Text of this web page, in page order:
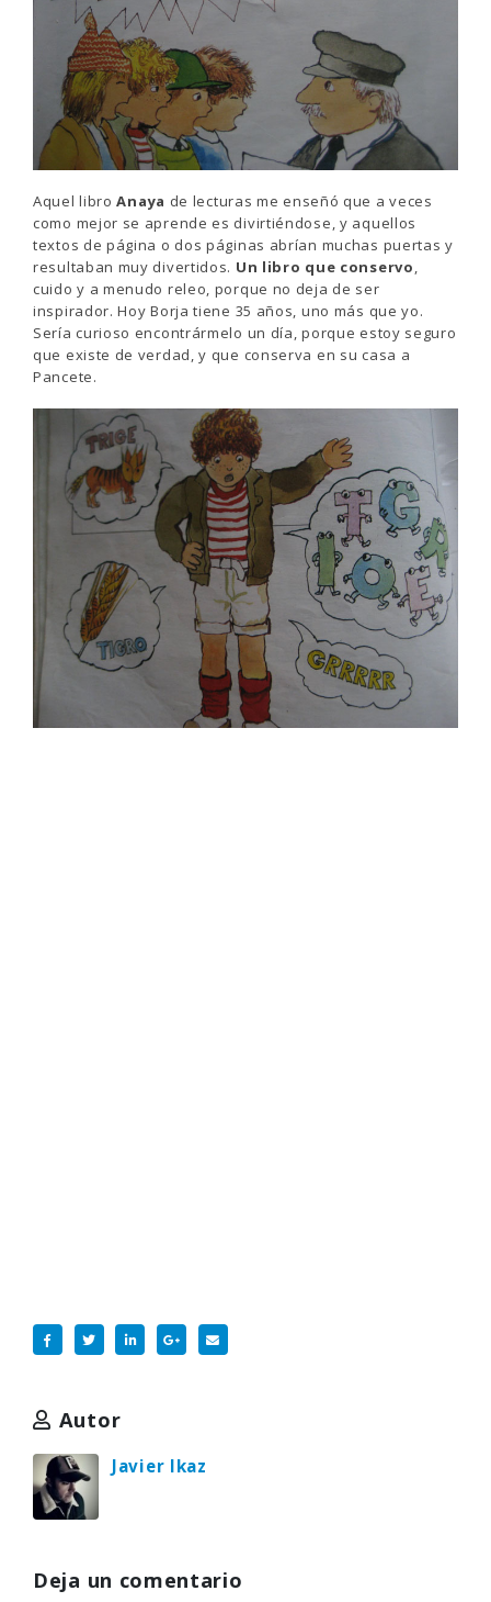
Aquel libroAnaya de lecturas me enseñó que a veces
como mejor se aprende es divirtiéndose, y aquellos
textos de página o dos páginas abrían muchas puertas y
resultaban muy divertidos. Un libro que conservo,
cuido y a menudo releo, porque no deja de ser
inspirador. Hoy Borja tiene 35 años, uno más que yo.
Sería curioso encontrármelo un día, porque estoy seguro
que existe de verdad, y que conserva en su casa a
Pancete.
Autor
Javier Ikaz
Deja un comentario